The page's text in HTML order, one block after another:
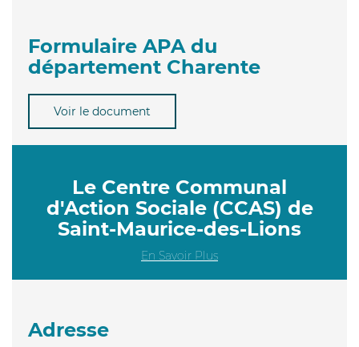
Formulaire APA du
département Charente
Voir le document
Le Centre Communal
d'Action Sociale (CCAS) de
Saint-Maurice-des-Lions
En Savoir Plus
Adresse